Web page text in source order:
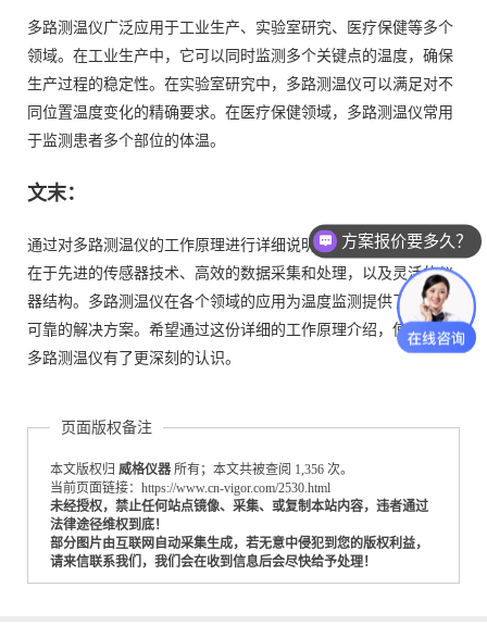
多路测温仪广泛应用于工业生产、实验室研究、医疗保健等多个
领域。在工业生产中，它可以同时监测多个关键点的温度，确保
生产过程的稳定性。在实验室研究中，多路测温仪可以满足对不
同位置温度变化的精确要求。在医疗保健领域，多路测温仪常用
于监测患者多个部位的体温。
文末：
通过对多路测温仪的工作原理进行详细说明，我们了解到其核心
在于先进的传感器技术、高效的数据采集和处理，以及灵活的仪
器结构。多路测温仪在各个领域的应用为温度监测提供了全面而
可靠的解决方案。希望通过这份详细的工作原理介绍，使大家对
多路测温仪有了更深刻的认识。
页面版权备注
本文版权归 威格仪器 所有；本文共被查阅 1,356 次。
当前页面链接：https://www.cn-vigor.com/2530.html
未经授权，禁止任何站点镜像、采集、或复制本站内容，违者通过
法律途径维权到底！
部分图片由互联网自动采集生成，若无意中侵犯到您的版权利益，
请来信联系我们，我们会在收到信息后会尽快给予处理！
方案报价要多久？